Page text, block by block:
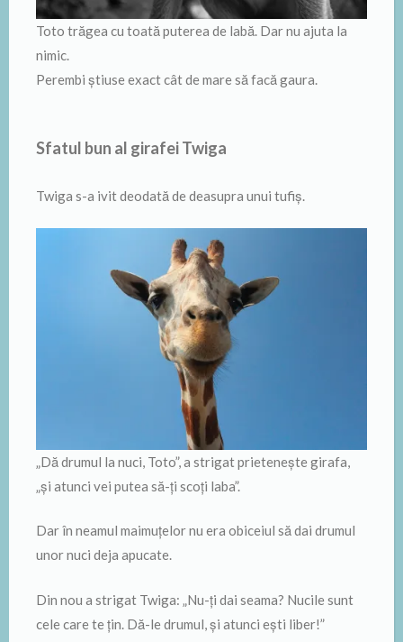
Toto trăgea cu toată puterea de labă. Dar nu ajuta la
nimic.
Perembi ştiuse exact cât de mare să facă gaura.
Sfatul bun al girafei Twiga
Twiga s-a ivit deodată de deasupra unui tufiş.
„Dă drumul la nuci, Toto”, a strigat prieteneşte girafa,
„şi atunci vei putea să-ţi scoţi laba”.
Dar în neamul maimuţelor nu era obiceiul să dai drumul
unor nuci deja apucate.
Din nou a strigat Twiga: „Nu-ţi dai seama? Nucile sunt
cele care te ţin. Dă-le drumul, şi atunci eşti liber!”